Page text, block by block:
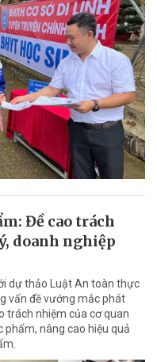
Đề cao trách
doanh nghiệp
dự thảo Luật An toàn thực
vấn đề vướng mắc phát
trách nhiệm của cơ quan
phẩm, nâng cao hiệu quả